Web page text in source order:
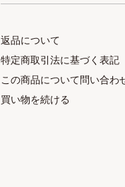
返品について
特定商取引法に基づく表記
この商品について問い合わ
買い物を続ける